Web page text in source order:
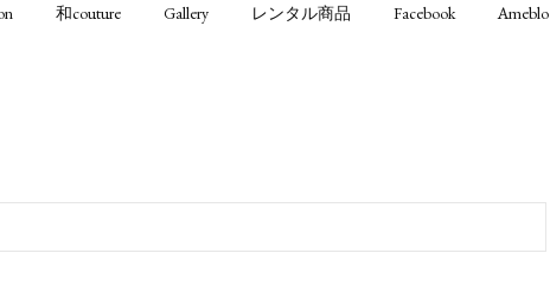
和couture Gallery レンタル商品 Facebook Ameblo